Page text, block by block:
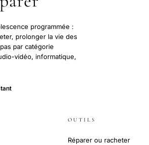
programmée :
prolonger la vie des
par catégorie
vidéo, informatique,
OUTILS
Réparer ou racheter